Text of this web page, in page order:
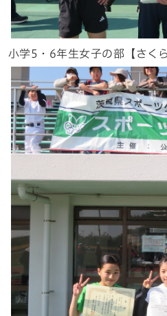
小学5・6年生女子の部【さく